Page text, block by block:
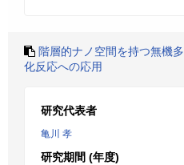
階層的ナノ空間を持つ無機
化反応への応用
研究代表者
亀川 孝
研究期間 (年度)